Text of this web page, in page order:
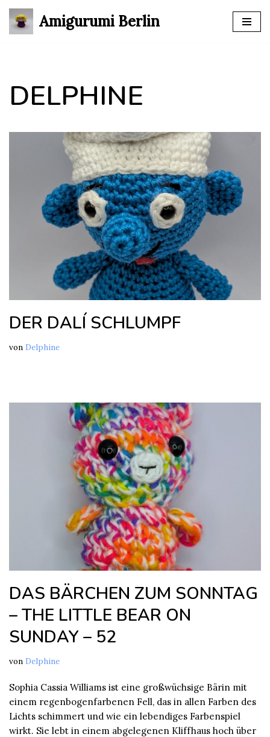
Zum
Amigurumi Berlin
DELPHINE
DER DALÍ SCHLUMPF
von Delphine
DAS BÄRCHEN ZUM SONNTAG
– THE LITTLE BEAR ON
SUNDAY – 52
von Delphine
Sophia Cassia Williams ist eine großwüchsige Bärin mit
einem regenbogenfarbenen Fell, das in allen Farben des
Lichts schimmert und wie ein lebendiges Farbenspiel
wirkt. Sie lebt in einem abgelegenen Kliffhaus hoch über